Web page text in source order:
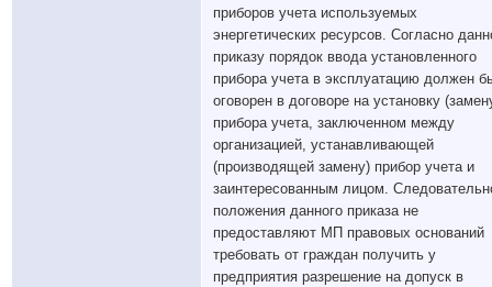
приборов учета используемых
энергетических ресурсов. Согласно
приказу порядок ввода установленного
прибора учета в эксплуатацию должен
оговорен в договоре на установку
прибора учета, заключенном между
организацией, устанавливающей
(производящей замену) прибор учета и
заинтересованным лицом.
положения данного приказа не
предоставляют МП правовых оснований
требовать от граждан получить у
предприятия разрешение на допуск в